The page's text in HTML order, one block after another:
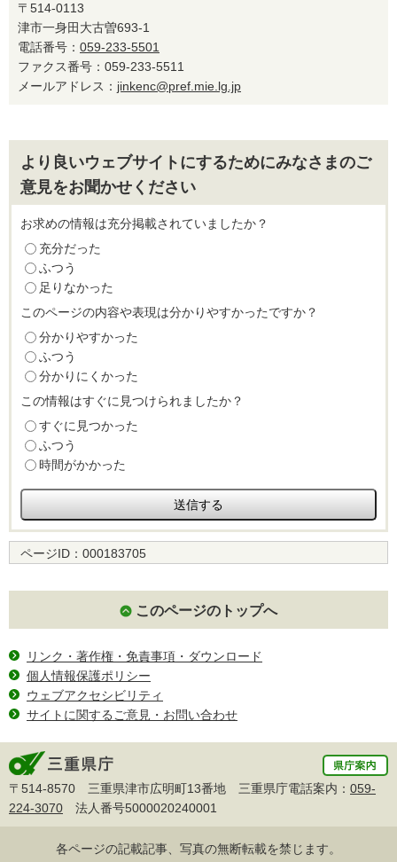
〒514-0113
津市一身田大古曽693-1
電話番号： 059-233-5501
ファクス番号：059-233-5511
メールアドレス： jinkenc@pref.mie.lg.jp
より良いウェブサイトにするためにみなさまのご
意見をお聞かせください
お求めの情報は充分掲載されていましたか？
充分だった
ふつう
足りなかった
このページの内容や表現は分かりやすかったですか？
分かりやすかった
ふつう
分かりにくかった
この情報はすぐに見つけられましたか？
すぐに見つかった
ふつう
時間がかかった
ページID： 000183705
このページのトップへ
リンク・著作権・免責事項・ダウンロード
個人情報保護ポリシー
ウェブアクセシビリティ
サイトに関するご意見・お問い合わせ
〒514-8570 三重県津市広明町13番地 三重県庁電話案内： 059-
224-3070 法人番号5000020240001
各ページの記載記事、写真の無断転載を禁じます。